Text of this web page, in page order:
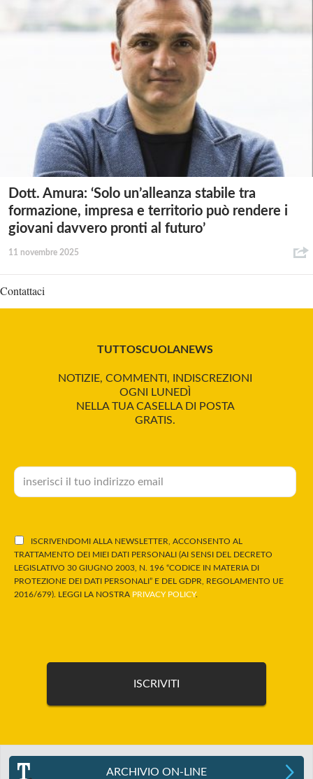
Dott. Amura: ‘Solo un’alleanza stabile tra
formazione, impresa e territorio può rendere i
giovani davvero pronti al futuro’
11 novembre 2025
Contattaci
TUTTOSCUOLANEWS
NOTIZIE, COMMENTI, INDISCREZIONI
OGNI LUNEDÌ
NELLA TUA CASELLA DI POSTA
GRATIS.
ISCRIVENDOMI ALLA NEWSLETTER, ACCONSENTO AL
TRATTAMENTO DEI MIEI DATI PERSONALI (AI SENSI DEL DECRETO
LEGISLATIVO 30 GIUGNO 2003, N. 196 “CODICE IN MATERIA DI
PROTEZIONE DEI DATI PERSONALI” E DEL GDPR, REGOLAMENTO UE
2016/679). LEGGI LA NOSTRA PRIVACY POLICY.
ARCHIVIO ON-LINE